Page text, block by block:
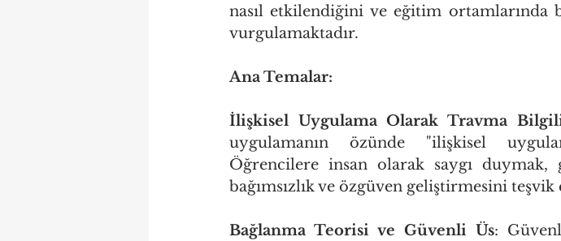
nasıl etkilendiğini ve eğitim
vurgulamaktadır.
Ana Temalar:
İlişkisel Uygulama Olarak Travma Bilgili
uygulamanın özünde "ilişkisel
Öğrencilere insan olarak saygı
bağımsızlık ve özgüven geliştirmesini
Bağlanma Teorisi ve Güvenli Üs: